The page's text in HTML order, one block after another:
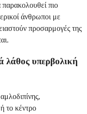
πιο
άνθρωποι με
προσαρμογές της
λάθος υπερβολική
το κέντρο